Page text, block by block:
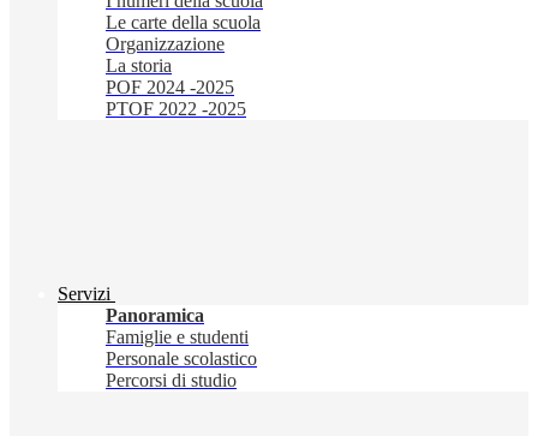
Le carte della scuola
Organizzazione
La storia
POF 2024 -2025
PTOF 2022 -2025
Servizi
Panoramica
Famiglie e studenti
Personale scolastico
Percorsi di studio